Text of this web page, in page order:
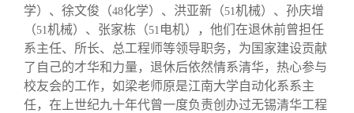
学）、徐文俊（48化学）、洪亚新（51机械）、孙庆增
（51机械）、张家栋（51 电机），他们在退休前曾担任
系主任、所长、总工程师等领导职务，为国家建设贡献
了自己的才华和力量，退休后依然情系清华，热心参与
校友会的工作，如梁老师原是江南大学自动化系系主
任，在上世纪九十年代曾一度负责创办过无锡清华工程